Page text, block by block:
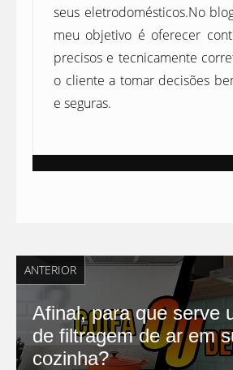
seus eletrodomésticos.No
meu objetivo é oferecer
precisos e tecnicamente
o cliente a tomar decisões
e seguras.
ANTERIOR
Afinal, para que serve
de filtragem de ar em
cozinha?